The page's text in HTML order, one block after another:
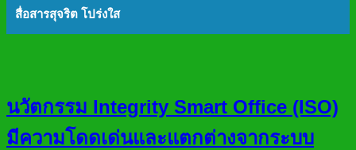
สื่อสารสุจริต โปร่งใส
นวัตกรรม Integrity Smart Office (ISO)
มีความโดดเด่นและแตกต่างจากระบบ